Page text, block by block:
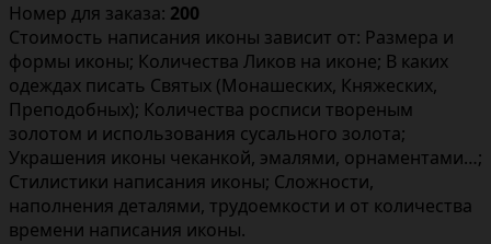
Номер для заказа: 200
Стоимость написания иконы зависит от: Размера и
формы иконы; Количества Ликов на иконе; В каких
одеждах писать Святых (Монашеских, Княжеских,
Преподобных); Количества росписи твореным
золотом и использования сусального золота;
Украшения иконы чеканкой, эмалями, орнаментами…;
Стилистики написания иконы; Сложности,
наполнения деталями, трудоемкости и от количества
времени написания иконы.